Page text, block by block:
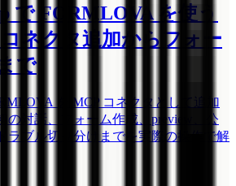
で FORMLOVA を使う
ネクタ追加からフォー
で
を MCP コネクタとして追加
の対話、フォーム作成、preview、公
ラブル切り分けまでを実際の操作で解